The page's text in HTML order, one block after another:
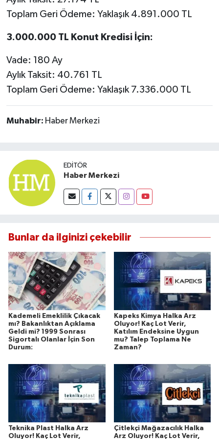
Toplam Geri Ödeme: Yaklaşık 4.891.000 TL
3.000.000 TL Konut Kredisi İçin:
Vade: 180 Ay
Aylık Taksit: 40.761 TL
Toplam Geri Ödeme: Yaklaşık 7.336.000 TL
Muhabir: Haber Merkezi
EDITÖR
Haber Merkezi
Bunlar da ilginizi çekebilir
Kademeli Emeklilik Çıkacak
mı? Bakanlıktan Açıklama
Geldi mi? 1999 Sonrası
Sigortalı Olanlar İçin Son
Durum:
Kapeks Kimya Halka Arz
Oluyor! Kaç Lot Verir,
Katılım Endeksine Uygun
mu? Talep Toplama Ne
Zaman?
Teknika Plast Halka Arz
Oluyor! Kaç Lot Verir,
Çitlekçi Mağazacılık Halka
Arz Oluyor! Kaç Lot Verir,